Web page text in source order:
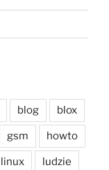
blog blox
gsm howto
linux ludzie